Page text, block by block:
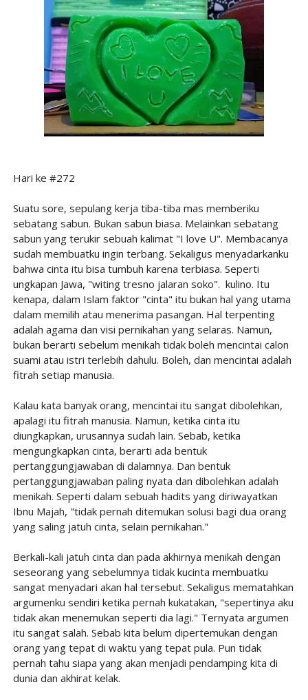
Hari ke #272
Suatu sore, sepulang kerja tiba-tiba mas memberiku
sebatang sabun. Bukan sabun biasa. Melainkan sebatang
sabun yang terukir sebuah kalimat "I love U". Membacanya
sudah membuatku ingin terbang. Sekaligus menyadarkanku
bahwa cinta itu bisa tumbuh karena terbiasa. Seperti
ungkapan Jawa, "witing tresno jalaran soko". kulino. Itu
kenapa, dalam Islam faktor "cinta" itu bukan hal yang utama
dalam memilih atau menerima pasangan. Hal terpenting
adalah agama dan visi pernikahan yang selaras. Namun,
bukan berarti sebelum menikah tidak boleh mencintai calon
suami atau istri terlebih dahulu. Boleh, dan mencintai adalah
fitrah setiap manusia.
Kalau kata banyak orang, mencintai itu sangat dibolehkan,
apalagi itu fitrah manusia. Namun, ketika cinta itu
diungkapkan, urusannya sudah lain. Sebab, ketika
mengungkapkan cinta, berarti ada bentuk
pertanggungjawaban di dalamnya. Dan bentuk
pertanggungjawaban paling nyata dan dibolehkan adalah
menikah. Seperti dalam sebuah hadits yang diriwayatkan
Ibnu Majah, "tidak pernah ditemukan solusi bagi dua orang
yang saling jatuh cinta, selain pernikahan."
Berkali-kali jatuh cinta dan pada akhirnya menikah dengan
seseorang yang sebelumnya tidak kucinta membuatku
sangat menyadari akan hal tersebut. Sekaligus mematahkan
argumenku sendiri ketika pernah kukatakan, "sepertinya aku
tidak akan menemukan seperti dia lagi." Ternyata argumen
itu sangat salah. Sebab kita belum dipertemukan dengan
orang yang tepat di waktu yang tepat pula. Pun tidak
pernah tahu siapa yang akan menjadi pendamping kita di
dunia dan akhirat kelak.